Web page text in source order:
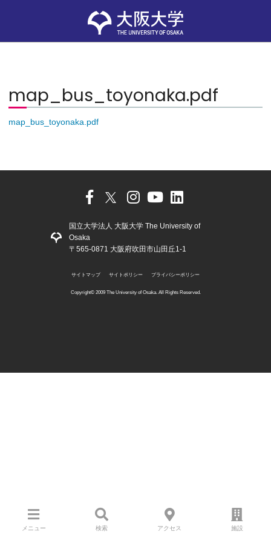
メニュー 検索 アクセス 施設
map_bus_toyonaka.pdf
map_bus_toyonaka.pdf
国立大学法人 大阪大学 The University of
Osaka
〒565-0871 大阪府吹田市山田丘1-1
サイトマップ サイトポリシー プライバシーポリシー
Copyright©️ 2009 The University of Osaka. All Rights Reserved.